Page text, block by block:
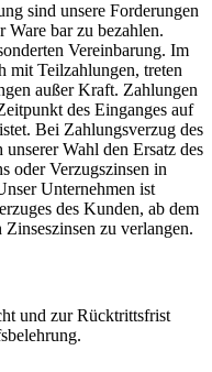
sind unsere Forderungen
Ware bar zu bezahlen.
Vereinbarung. Im
mit Teilzahlungen, treten
außer Kraft. Zahlungen
des Einganges auf
Bei Zahlungsverzug des
Wahl den Ersatz des
oder Verzugszinsen in
Unternehmen ist
des Kunden, ab dem
zu verlangen.
und zur Rücktrittsfrist